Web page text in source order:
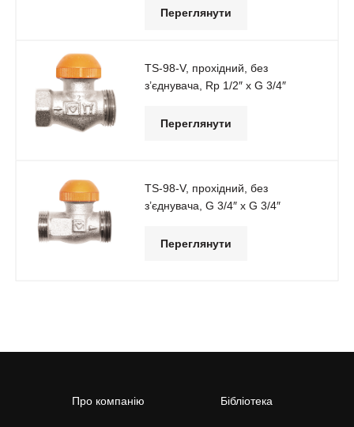
Переглянути
TS-98-V, прохідний, без
з’єднувача, Rp 1/2″ x G 3/4″
Переглянути
TS-98-V, прохідний, без
з’єднувача, G 3/4″ x G 3/4″
Переглянути
Про компанію Бібліотека